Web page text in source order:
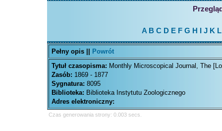
A B C D EFG H J K L
Pełny opis ||
Powrót
Tytuł czasopisma: Monthly Microscopical Journal, The
Zasób: 1869 - 1877
Sygnatura: 8095
Biblioteka: Biblioteka Instytutu Zoologicznego
Adres elektroniczny:
Czas generowania strony: 0.003 secs.